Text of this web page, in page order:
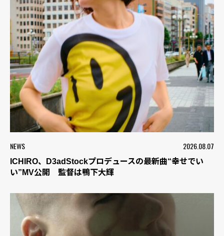
NEWS 2026.08.07
ICHIRO、D3adStockプロデュースの最新曲“幸せでい
い”MV公開 監督は鴨下大輝